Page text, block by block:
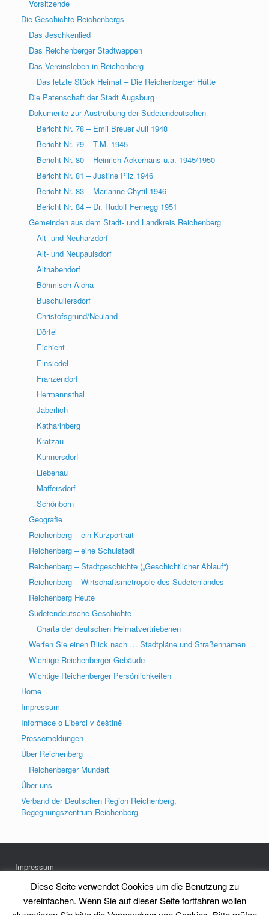
Vorsitzende
Die Geschichte Reichenbergs
Das Jeschkenlied
Das Reichenberger Stadtwappen
Das Vereinsleben in Reichenberg
Das letzte Stück Heimat – Die Reichenberger Hütte
Die Patenschaft der Stadt Augsburg
Dokumente zur Austreibung der Sudetendeutschen
Bericht Nr. 78 – Emil Breuer Juli 1948
Bericht Nr. 79 – T.M. 1945
Bericht Nr. 80 – Heinrich Ackerhans u.a. 1945/1950
Bericht Nr. 81 – Justine Pilz 1946
Bericht Nr. 83 – Marianne Chytil 1946
Bericht Nr. 84 – Dr. Rudolf Fernegg 1951
Gemeinden aus dem Stadt- und Landkreis Reichenberg
Alt- und Neuharzdorf
Alt- und Neupaulsdorf
Althabendorf
Böhmisch-Aicha
Buschullersdorf
Christofsgrund/Neuland
Dörfel
Eichicht
Einsiedel
Franzendorf
Hermannsthal
Jaberlich
Katharinberg
Kratzau
Kunnersdorf
Liebenau
Maffersdorf
Schönborn
Geografie
Reichenberg – ein Kurzportrait
Reichenberg – eine Schulstadt
Reichenberg – Stadtgeschichte („Geschichtlicher Ablauf“)
Reichenberg – Wirtschaftsmetropole des Sudetenlandes
Reichenberg Heute
Sudetendeutsche Geschichte
Charta der deutschen Heimatvertriebenen
Werfen Sie einen Blick nach … Stadtpläne und Straßennamen
Wichtige Reichenberger Gebäude
Wichtige Reichenberger Persönlichkeiten
Home
Impressum
Informace o Liberci v češtině
Pressemeldungen
Über Reichenberg
Reichenberger Mundart
Über uns
Verband der Deutschen Region Reichenberg,
Begegnungszentrum Reichenberg
Impressum
Datenschutz
Diese Seite verwendet Cookies um die Benutzung zu
vereinfachen. Wenn Sie auf dieser Seite fortfahren wollen